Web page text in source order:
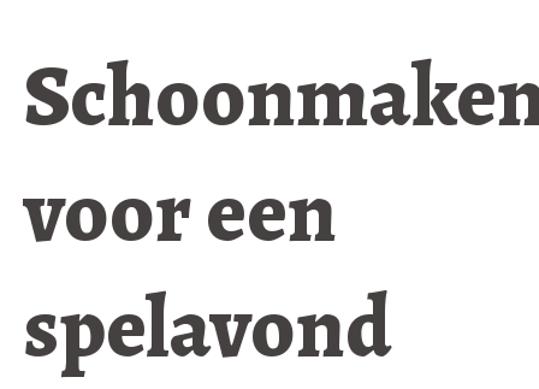
voor een
spelavond